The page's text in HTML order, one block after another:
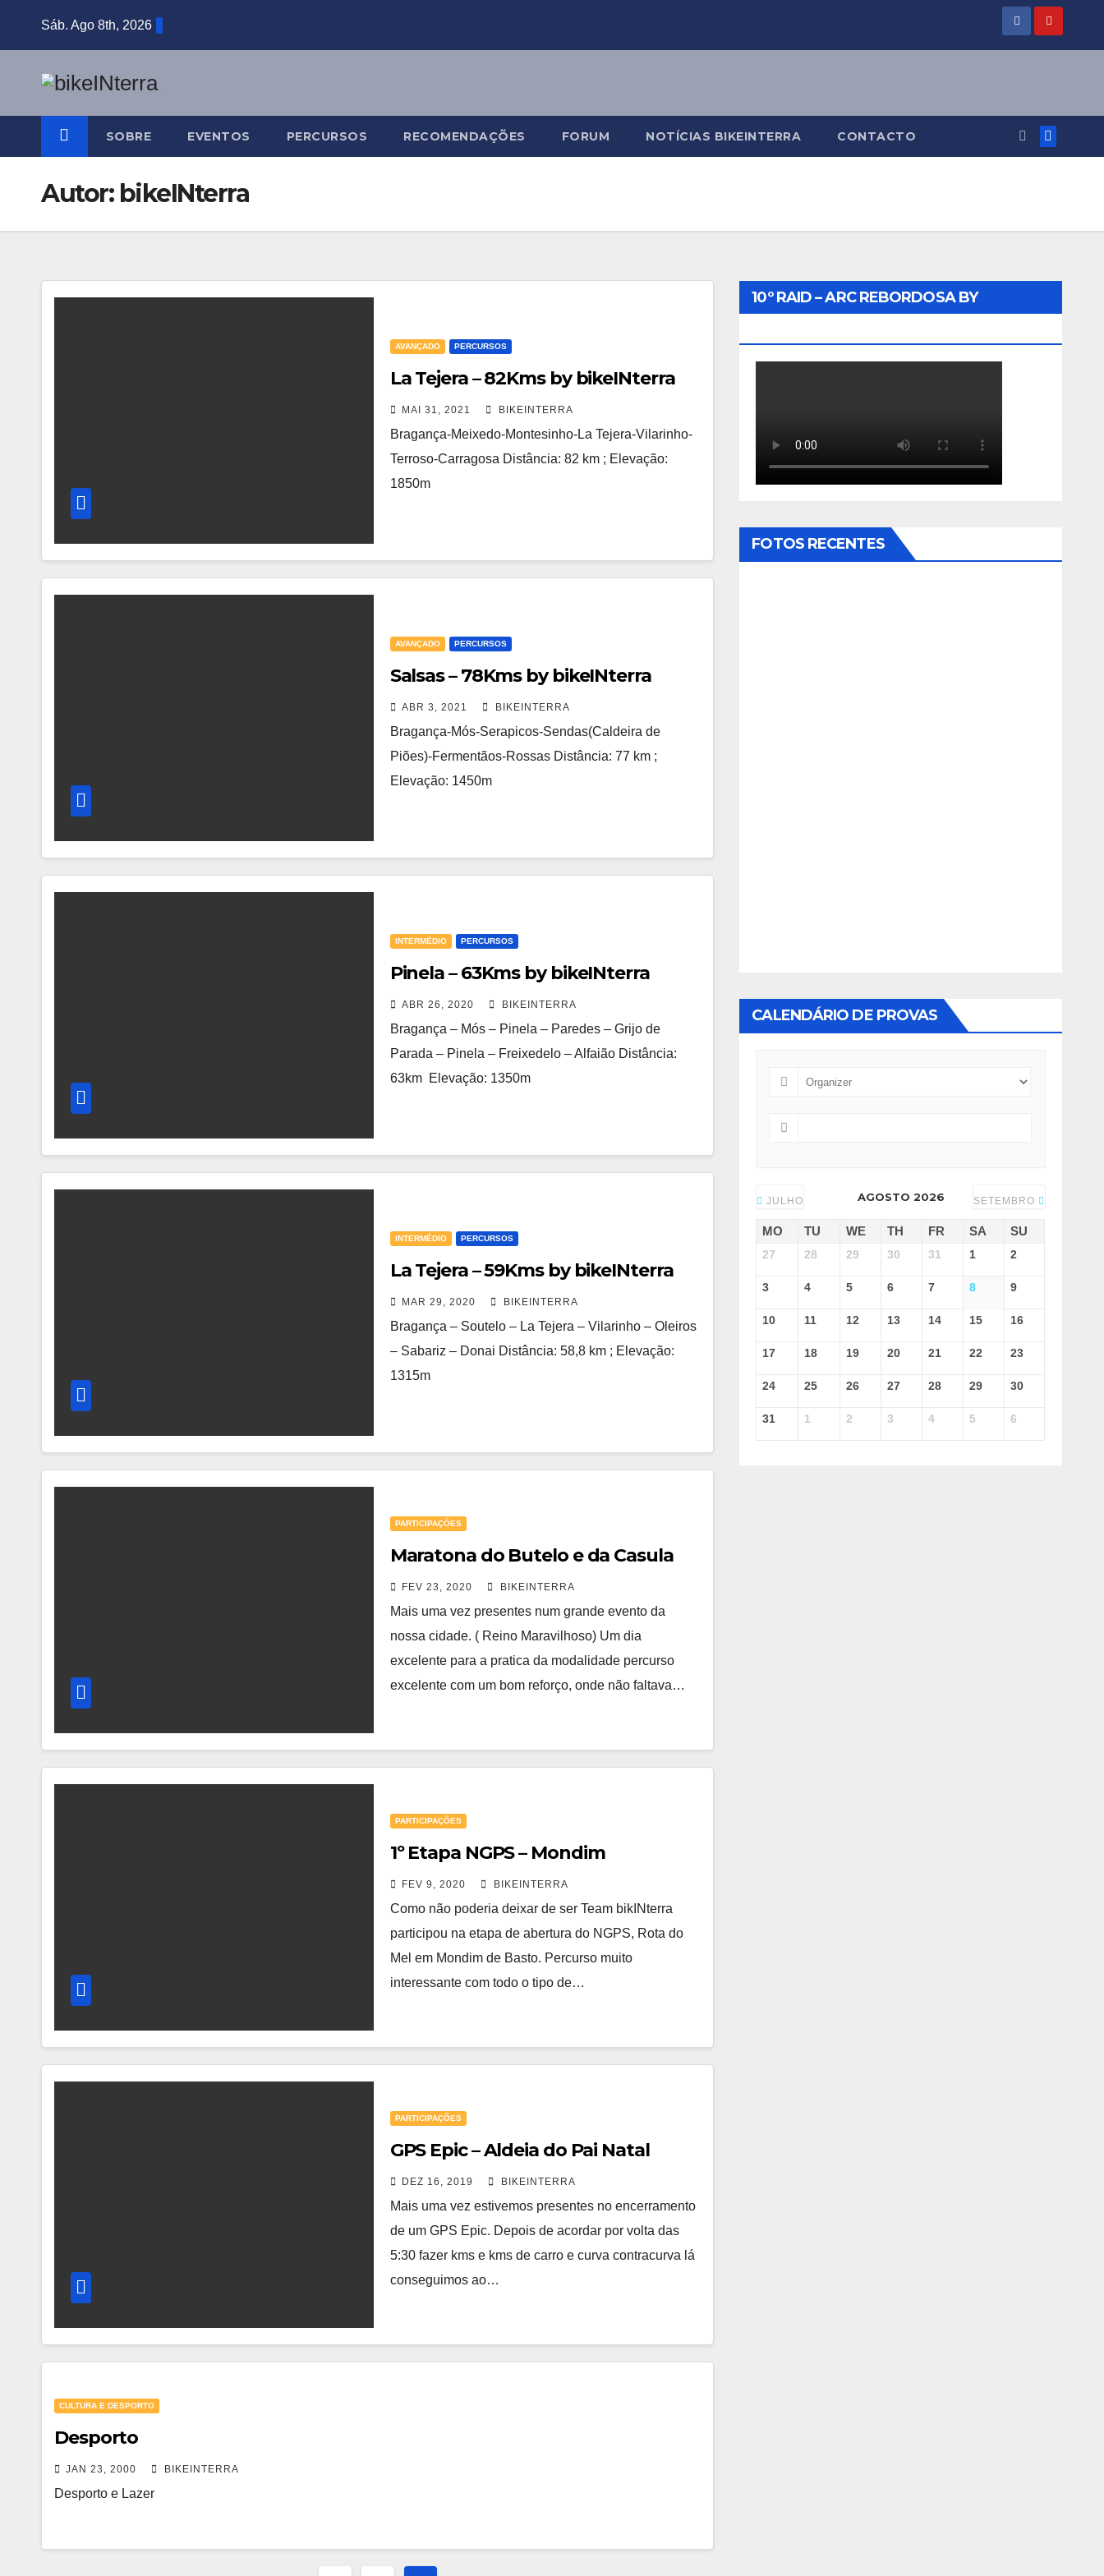
Sáb. Ago 8th, 2026
SOBRE EVENTOS PERCURSOS RECOMENDAÇÕES FORUM NOTÍCIAS BIKEINTERRA CONTACTO
Autor: bikeINterra
AVANÇADO PERCURSOS
La Tejera – 82Kms by bikeINterra
MAI 31, 2021 BIKEINTERRA
Bragança-Meixedo-Montesinho-La Tejera-Vilarinho-
Terroso-Carragosa Distância: 82 km ; Elevação:
1850m
AVANÇADO PERCURSOS
Salsas – 78Kms by bikeINterra
ABR 3, 2021 BIKEINTERRA
Bragança-Mós-Serapicos-Sendas(Caldeira de
Piões)-Fermentãos-Rossas Distância: 77 km ;
Elevação: 1450m
INTERMÉDIO PERCURSOS
Pinela – 63Kms by bikeINterra
ABR 26, 2020 BIKEINTERRA
Bragança – Mós – Pinela – Paredes – Grijo de
Parada – Pinela – Freixedelo – Alfaião Distância:
63km Elevação: 1350m
INTERMÉDIO PERCURSOS
La Tejera – 59Kms by bikeINterra
MAR 29, 2020 BIKEINTERRA
Bragança – Soutelo – La Tejera – Vilarinho – Oleiros
– Sabariz – Donai Distância: 58,8 km ; Elevação:
1315m
PARTICIPAÇÕES
Maratona do Butelo e da Casula
FEV 23, 2020 BIKEINTERRA
Mais uma vez presentes num grande evento da
nossa cidade. ( Reino Maravilhoso) Um dia
excelente para a pratica da modalidade percurso
excelente com um bom reforço, onde não faltava…
PARTICIPAÇÕES
1º Etapa NGPS – Mondim
FEV 9, 2020 BIKEINTERRA
Como não poderia deixar de ser Team bikINterra
participou na etapa de abertura do NGPS, Rota do
Mel em Mondim de Basto. Percurso muito
interessante com todo o tipo de…
PARTICIPAÇÕES
GPS Epic – Aldeia do Pai Natal
DEZ 16, 2019 BIKEINTERRA
Mais uma vez estivemos presentes no encerramento
de um GPS Epic. Depois de acordar por volta das
5:30 fazer kms e kms de carro e curva contracurva lá
conseguimos ao…
CULTURA E DESPORTO
Desporto
JAN 23, 2000 BIKEINTERRA
Desporto e Lazer
10º RAID – ARC REBORDOSA BY
FOTOS RECENTES
CALENDÁRIO DE PROVAS
JULHO AGOSTO 2026 SETEMBRO
MO TU WE TH FR SA SU
27 28 29 30 31 1 2
3 4 5 6 7 8 9
10 11 12 13 14 15 16
17 18 19 20 21 22 23
24 25 26 27 28 29 30
31 1 2 3 4 5 6